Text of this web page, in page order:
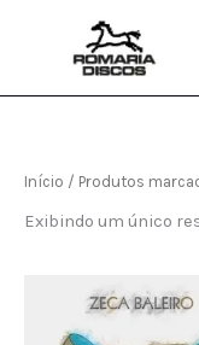
conteúdo
Início / Produtos
Exibindo um único